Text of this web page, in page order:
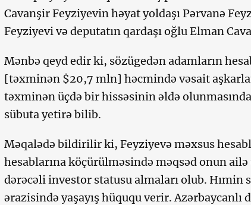
Cavanşir Feyziyevin həyat yoldaşı Pərvanə
Feyziyevi və deputatın qardaşı oğlu Elman
Mənbə qeyd edir ki, sözügedən adamların
[təxminən $20,7 mln] həcmində vəsait
təxminən üçdə bir hissəsinin əldə
sübuta yetirə bilib.
Məqalədə bildirilir ki, Feyziyevə məxsus
hesablarına köçürülməsində məqsəd onun
dərəcəli investor statusu almaları olub. Hımin
ərazisində yaşayış hüququ verir.